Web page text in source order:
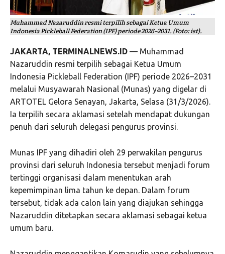
Muhammad Nazaruddin resmi terpilih sebagai Ketua Umum
Indonesia Pickleball Federation (IPF) periode 2026–2031. (Foto: ist).
JAKARTA, TERMINALNEWS.ID — Muhammad
Nazaruddin resmi terpilih sebagai Ketua Umum
Indonesia Pickleball Federation (IPF) periode 2026–2031
melalui Musyawarah Nasional (Munas) yang digelar di
ARTOTEL Gelora Senayan, Jakarta, Selasa (31/3/2026).
Ia terpilih secara aklamasi setelah mendapat dukungan
penuh dari seluruh delegasi pengurus provinsi.
Munas IPF yang dihadiri oleh 29 perwakilan pengurus
provinsi dari seluruh Indonesia tersebut menjadi forum
tertinggi organisasi dalam menentukan arah
kepemimpinan lima tahun ke depan. Dalam forum
tersebut, tidak ada calon lain yang diajukan sehingga
Nazaruddin ditetapkan secara aklamasi sebagai ketua
umum baru.